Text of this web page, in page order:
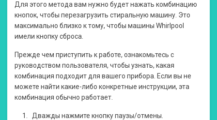
Для этого метода вам нужно будет нажать комбинацию
кнопок, чтобы перезагрузить стиральную машину. Это
максимально близко к тому, чтобы машины Whirlpool
имели кнопку сброса.
Прежде чем приступить к работе, ознакомьтесь с
руководством пользователя, чтобы узнать, какая
комбинация подходит для вашего прибора. Если вы не
можете найти какие-либо конкретные инструкции, эта
комбинация обычно работает.
Дважды нажмите кнопку паузы/отмены.